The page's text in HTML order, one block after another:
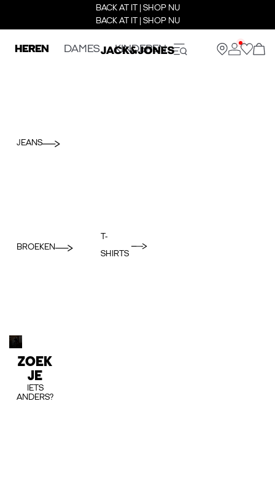
BACK AT IT | SHOP NU
BACK AT IT | SHOP NU
HEREN DAMES KINDEREN
JEANS
BROEKEN
T-
SHIRTS
ZOEK
JE
IETS
ANDERS?